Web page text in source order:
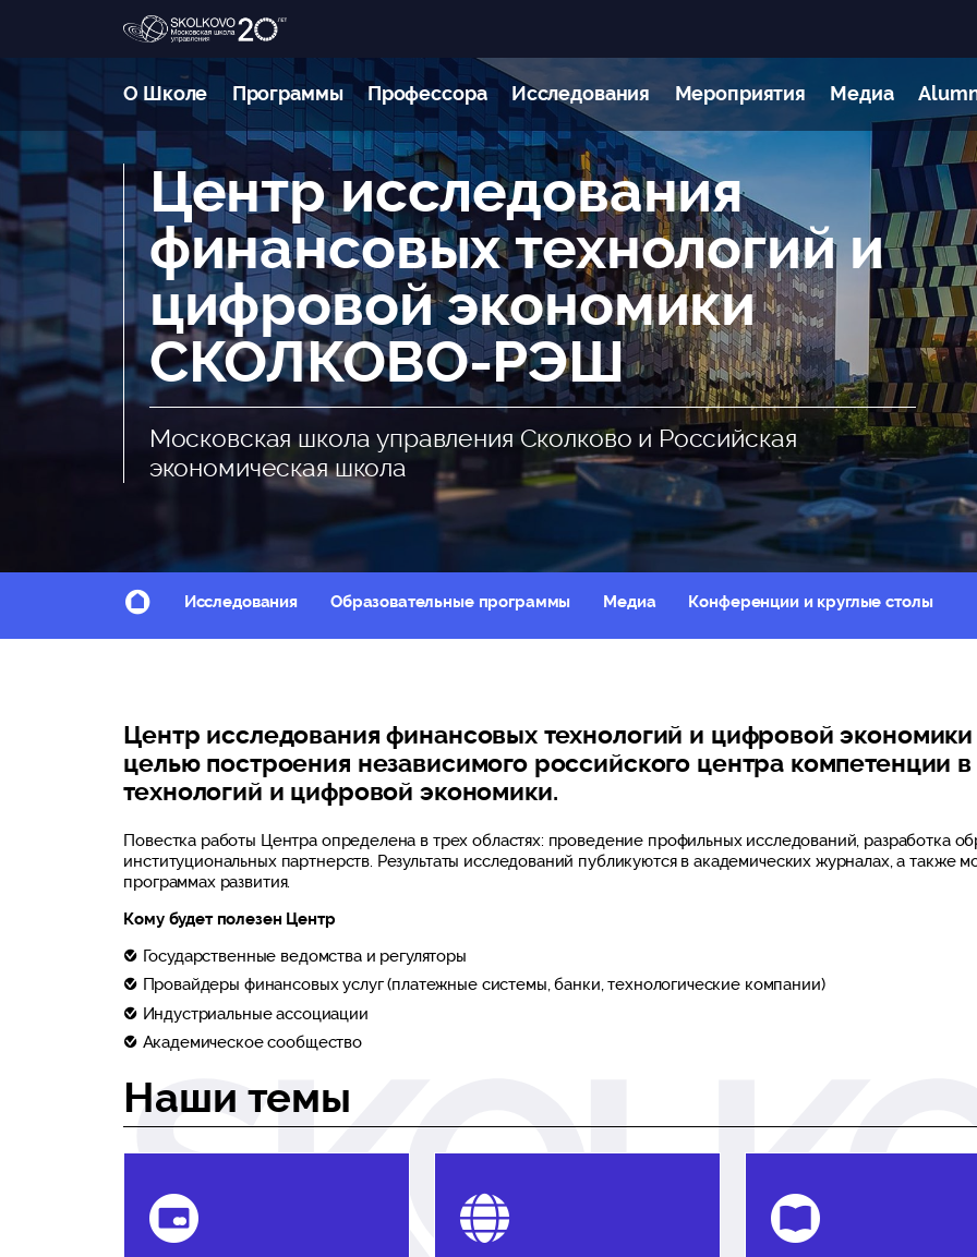
О Школе Программы Профессора Исследования Мероприятия Медиа
Центр исследования
финансовых технологий и
цифровой экономики
СКОЛКОВО-РЭШ
Московская школа управления Сколково и Российская
экономическая школа
Исследования Образовательные программы Медиа Конференции и круглые столы
Центр исследования финансовых технологий и цифровой
целью построения независимого российского центра компетенции
технологий и цифровой экономики.
Повестка работы Центра определена в трех областях: проведение профильных исследований, разработка
институциональных партнерств. Результаты исследований публикуются в академических журналах, а также
программах развития.
Кому будет полезен Центр
Государственные ведомства и регуляторы
Провайдеры финансовых услуг (платежные системы, банки, технологические компании)
Индустриальные ассоциации
Академическое сообщество
Наши темы